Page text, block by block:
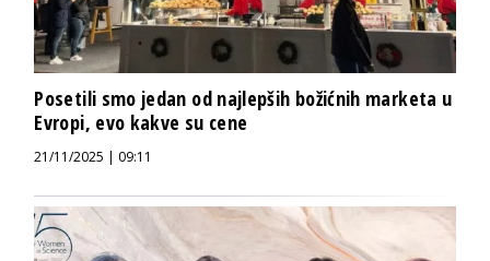
Posetili smo jedan od najlepših božićnih marketa u
Evropi, evo kakve su cene
21/11/2025 | 09:11